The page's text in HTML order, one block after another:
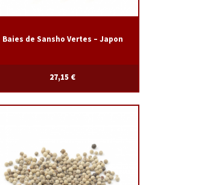
Baies de Sansho Vertes – Japon
27,15 €